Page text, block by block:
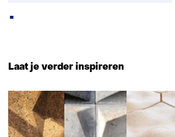
(Neem
contact
met
ons
Laat je verder inspireren
getoond